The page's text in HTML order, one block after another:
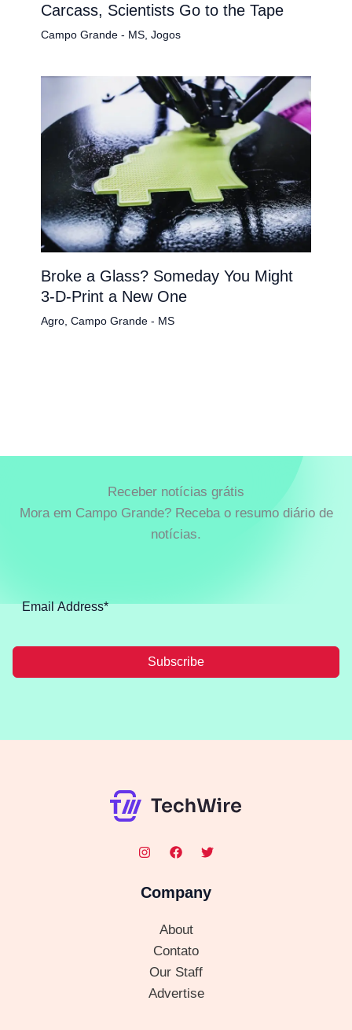
Carcass, Scientists Go to the Tape
Campo Grande - MS, Jogos
Broke a Glass? Someday You Might
3-D-Print a New One
Agro, Campo Grande - MS
Receber notícias grátis
Mora em Campo Grande? Receba o resumo diário de
notícias.
Subscribe
Company
About
Contato
Our Staff
Advertise